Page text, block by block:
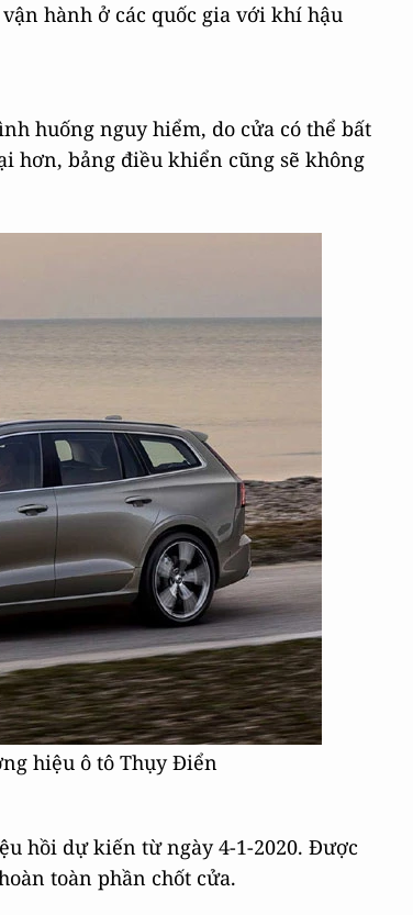
hành ở các quốc gia với khí hậu
huống nguy hiểm, do cửa có thể bất
hơn, bảng điều khiển cũng sẽ không
hiệu ô tô Thụy Điển
hồi dự kiến từ ngày 4-1-2020. Được
toàn phần chốt cửa.